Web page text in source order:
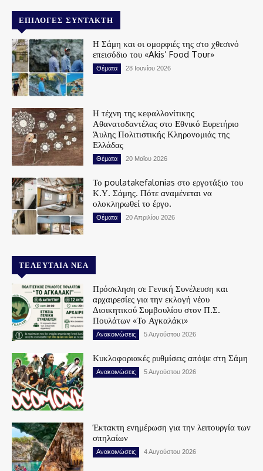
ΕΠΙΛΟΓΈΣ ΣΥΝΤΆΚΤΗ
Η Σάμη και οι ομορφιές της στο χθεσινό
επεισόδιο του «Akis’ Food Tour»
Θέματα 28 Ιουνίου 2026
Η τέχνη της κεφαλλονίτικης
Αθανατοδαντέλας στο Εθνικό Ευρετήριο
Άυλης Πολιτιστικής Κληρονομιάς της
Ελλάδας
Θέματα 20 Μαΐου 2026
Το poulatakefalonias στο εργοτάξιο του
Κ.Υ. Σάμης. Πότε αναμένεται να
ολοκληρωθεί το έργο.
Θέματα 20 Απριλίου 2026
ΤΕΛΕΥΤΑΊΑ ΝΈΑ
Πρόσκληση σε Γενική Συνέλευση και
αρχαιρεσίες για την εκλογή νέου
Διοικητικού Συμβουλίου στον Π.Σ.
Πουλάτων «Το Αγκαλάκι»
Ανακοινώσεις 5 Αυγούστου 2026
Κυκλοφοριακές ρυθμίσεις απόψε στη Σάμη
Ανακοινώσεις 5 Αυγούστου 2026
Έκτακτη ενημέρωση για την λειτουργία των
σπηλαίων
Ανακοινώσεις 4 Αυγούστου 2026